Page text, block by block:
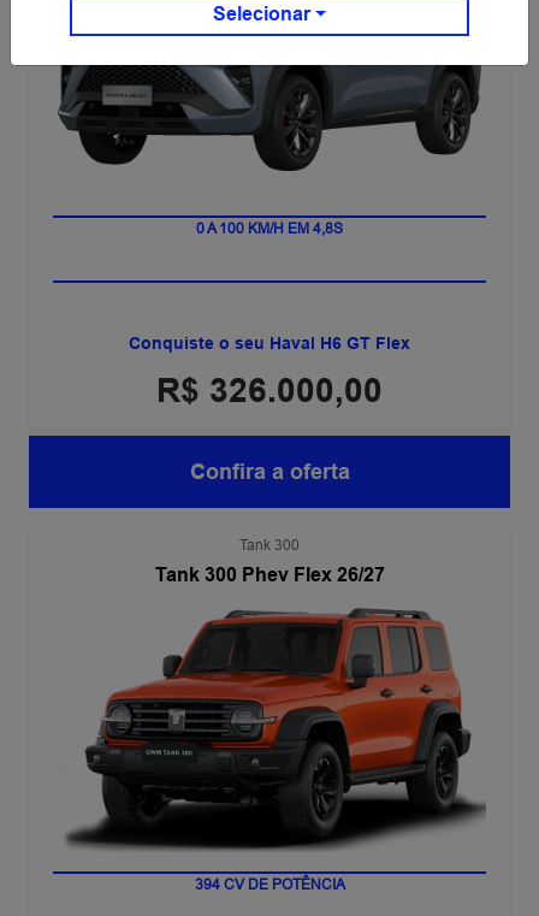
0 A 100 KM/H EM 4,8S
Conquiste o seu Haval H6 GT Flex
R$ 326.000,00
Confira a oferta
Tank 300
Tank 300 Phev Flex 26/27
394 CV DE POTÊNCIA
Selecionar